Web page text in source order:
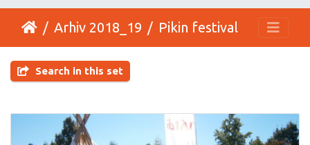
Arhiv 2018_19 Pikin festival
Search in this set